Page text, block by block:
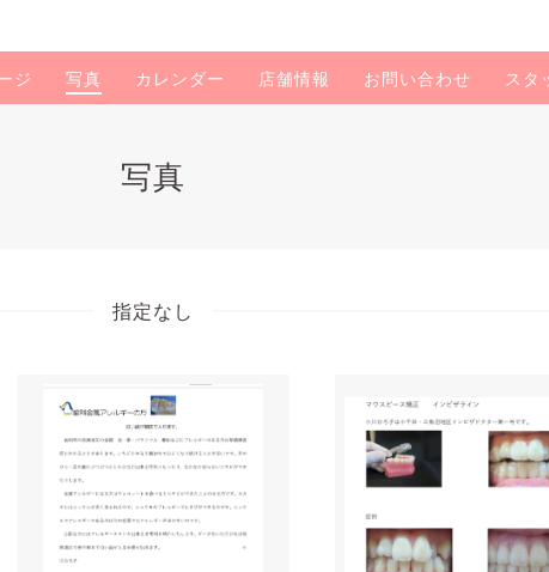
ジ 写真 カレンダー 店舗情報 お問い合わせ スタ
写真
指定なし